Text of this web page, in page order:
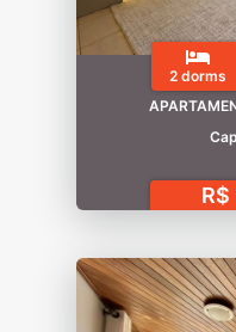
2 dorms
R$